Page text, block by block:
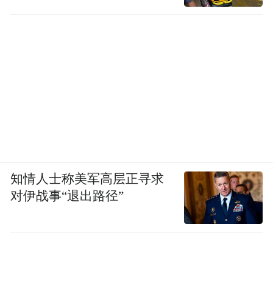
知情人士称美军高层正寻求
对伊战事“退出路径”